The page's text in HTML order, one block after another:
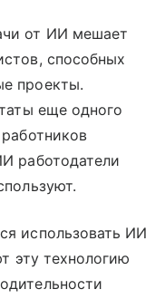
от ИИ мешает
способных
проекты.
еще одного
работодатели
использовать ИИ
эту технологию